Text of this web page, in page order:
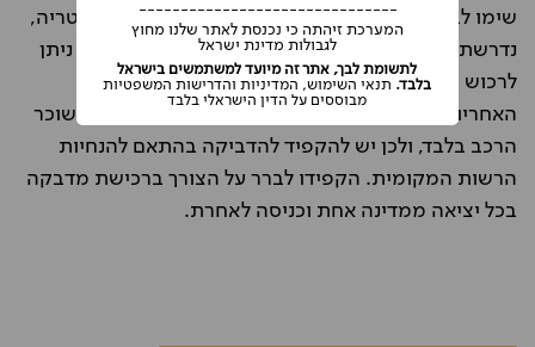
שימו לב שבחלק מהמדינות באירופה, כמו שוויץ ואוסטריה,
נדרשת מדבקה מיוחדת לנסיעה באוטוסטרדות, אותה ניתן
לרכוש בקיוסקים במעברי הגבול.
האחריות לרכישת מדבקה ושימוש נכון בה מוטלת על שוכר
הרכב בלבד, ולכן יש להקפיד להדביקה בהתאם להנחיות
הרשות המקומית. הקפידו לברר על הצורך ברכישת מדבקה
בכל יציאה ממדינה אחת וכניסה לאחרת.
-------------------------------
המערכת זיהתה כי נכנסת לאתר שלנו מחוץ
לגבולות מדינת ישראל
לתשומת לבך, אתר זה מיועד למשתמשים בישראל
בלבד. תנאי השימוש, המדיניות והדרישות המשפטיות
מבוססים על הדין הישראלי בלבד